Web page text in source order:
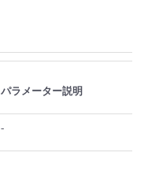
パラメーター説明
-